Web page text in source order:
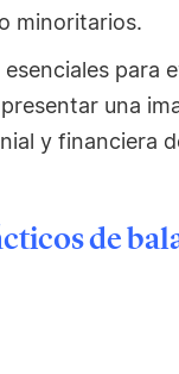
minoritarios.
para
una
y financiera
de